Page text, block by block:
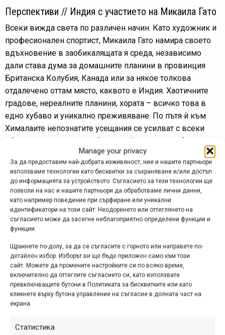
Manage your privacy
За да предоставим най-добрата изживяност, ние и нашите партньори
използваме технологии като бисквитки за съхраняване и/или достъп
до информацията за устройството. Съгласието за тези технологии ще
позволи на нас и нашите партньори да обработваме лични данни,
като например поведение при сърфиране или уникални
идентификатори на този сайт. Неодоренето или оттеглянето на
съгласието може да засегне неблагоприятно определени функции и
функции.
Щракнете по-долу, за да се съгласите с горното или направете по-
детайлен избор. Изборът ви ще бъде приложен само към този
сайт. Можете да промените настройките си по всяко време,
включително да оттеглите съгласието си, като използвате
превключващите бутони в Политиката за бисквитките или като
кликнете върху бутона управление на съгласие в долната част на
екрана.
Статистика
Перспективи // Индия с участието на Микаила Гато
Всеки вижда света по различен начин. Като художник и
професионален спортист, Микаила Гато намира своето
вдъхновение в заобикалящата я среда, независимо
дали става дума за домашните планини в провинция
Британска Колубия, Канада или за някое толкова
отдалечено оттам място, каквото е Индия. Хаотичните
градове, нереалните планини, хората – всичко това в
едно хубаво и уникално преживяване. По пътя ѝ към
Хималаите непознатите усещания се усилват с всеки
оборот на педалите, приближавайки я към разбирането,
че всичко зависи от перспективата.
https://www.youtube.com/watch?v=7Qn9WvPVuyI
Крис Акриг – От там до тук
Ако сте гледали поне един от многобройните
видеоклипове на Крис Акриг (ще намерите някои от тях
и в рубриката „Видео“ на МТБ-БГ), лесно ще намерите
смисъла да гледате този документален, биографичен
филм за един от най-големите майстори на две колела
в нашето време. А пък ако не сте гледали нищо от него
досега, ще видите накуп някои от най-впечатляващите
му изпълнения, допълнени от много интересни
https://www.youtube.com/watch?v=MtsGQM9vJBI